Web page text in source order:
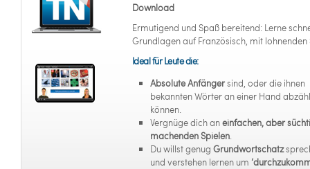
Download
Ermutigend und Spaß bereitend: Lerne
Grundlagen auf Französisch, mit lohnenden
Ideal für Leute die:
Absolute Anfängersind, oder die ihnen
bekannten Wörter an einer Hand
können.
Vergnüge dich aneinfachen, aber
machenden Spielen.
Du willst genug Grundwortschatz
und verstehen lernen um